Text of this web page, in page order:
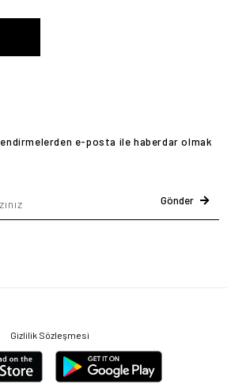
e-posta ile haberdar olmak
Gönder
Gizlilik Sözleşmesi